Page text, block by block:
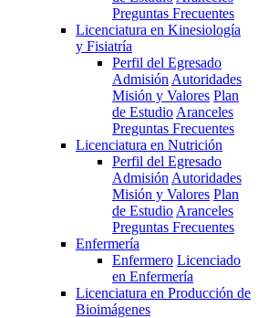
Preguntas Frecuentes
Licenciatura en Kinesiología
y Fisiatría
Perfil del Egresado
Admisión Autoridades
Misión y Valores Plan
de Estudio Aranceles
Preguntas Frecuentes
Licenciatura en Nutrición
Perfil del Egresado
Admisión Autoridades
Misión y Valores Plan
de Estudio Aranceles
Preguntas Frecuentes
Enfermería
Enfermero Licenciado
en Enfermería
Licenciatura en Producción de
Bioimágenes